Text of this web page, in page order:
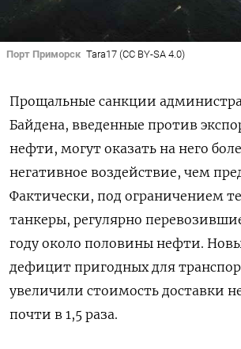
Порт Приморск Tara17 (CC BY-SA 4.0)
Прощальные санкции
Байдена, введенные против
нефти, могут оказать на него
негативное воздействие, чем
Фактически, под ограничением
танкеры, регулярно
году около половины нефти.
дефицит пригодных для
увеличили стоимость доставки
почти в 1,5 раза.